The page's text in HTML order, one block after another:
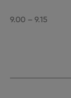
9.00 – 9.15